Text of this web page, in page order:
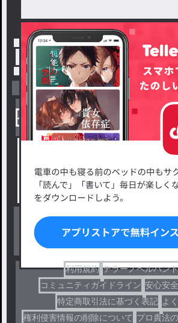
トップ 「しず💧‬☂️🌈のサブ垢
小説を探す
小説コンテスト応募・公募
出版・メディアミックス作品
ジャン
恋愛・ロ
ファンタ
ドラマ
利用規約 テラーノベルハン
コミュニティガイドライン 安心安
特定商取引法に基づく表記 よ
権利侵害情報の削除について プロ責法